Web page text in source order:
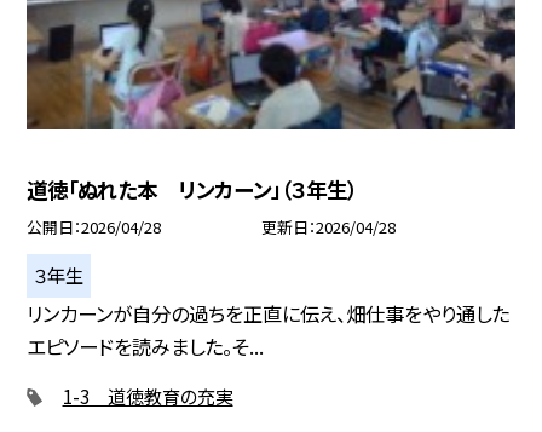
道徳「ぬれた本 リンカーン」（３年生）
公開日 2026/04/28 更新日 2026/04/28
３年生
リンカーンが自分の過ちを正直に伝え、畑仕事をやり通した
エピソードを読みました。そ...
1-3 道徳教育の充実